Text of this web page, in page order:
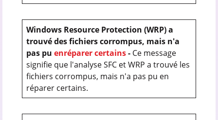
Windows Resource Protection (WRP) a
trouvé des fichiers corrompus, mais n'a
pas pu enréparer certains- Ce message
signifie que l'analyse SFC et WRP a trouvé les
fichiers corrompus, mais n'a pas pu en
réparer certains.